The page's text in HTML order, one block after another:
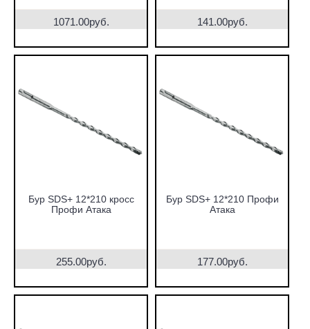
1071.00руб. 141.00руб.
Бур SDS+ 12*210 кросс
Профи Атака
255.00руб.
Бур SDS+ 12*210 Профи
Атака
177.00руб.